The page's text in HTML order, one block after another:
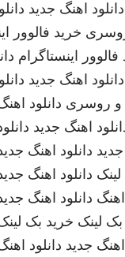
دانلود اهنگ جدید
خرید فالوور
فالوور اینستاگرام
دانلود اهنگ جدید
و روسری دانلود
اهنگ جدید
دانلود اهنگ
دانلود اهنگ
اهنگ دانلود اهنگ
لینک خرید بک
اهنگ جدید دانلود